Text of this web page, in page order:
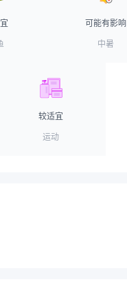
可能有影响
中暑
较适宜
运动